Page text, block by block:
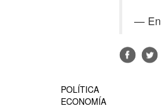
— En
POLÍTICA
ECONOMÍA